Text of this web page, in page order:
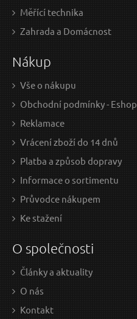
Měřící technika
Zahrada a Domácnost
Nákup
Vše o nákupu
Obchodní podmínky - Eshop
Reklamace
Vrácení zboží do 14 dnů
Platba a způsob dopravy
Informace o sortimentu
Průvodce nákupem
Ke stažení
O společnosti
Články a aktuality
O nás
Kontakt